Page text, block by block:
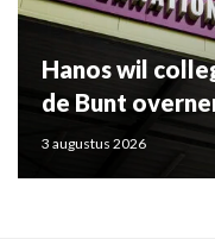
Hanos wil
de Bunt
3 augustus 2026